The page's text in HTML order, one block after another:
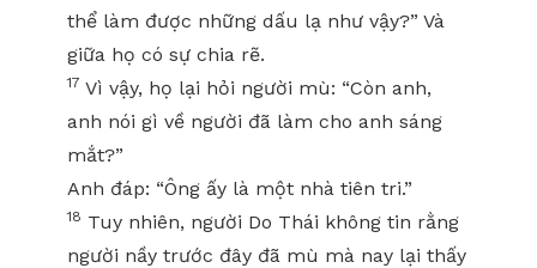
thể làm được những dấu lạ như vậy?” Và
giữa họ có sự chia rẽ.
17 Vì vậy, họ lại hỏi người mù: “Còn anh,
anh nói gì về người đã làm cho anh sáng
mắt?”
Anh đáp: “Ông ấy là một nhà tiên tri.”
18 Tuy nhiên, người Do Thái không tin rằng
người nầy trước đây đã mù mà nay lại thấy